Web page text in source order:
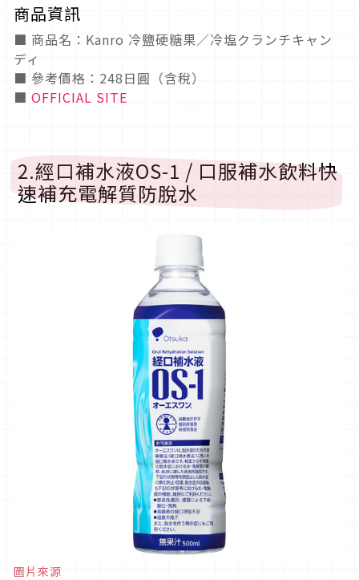
商品資訊
■ 商品名：Kanro 冷鹽硬糖果／冷塩クランチキャン
ディ
■ 參考價格：248日圓（含稅）
■ OFFICIAL SITE
2.經口補水液OS-1 / 口服補水飲料快
速補充電解質防脫水
圖片來源